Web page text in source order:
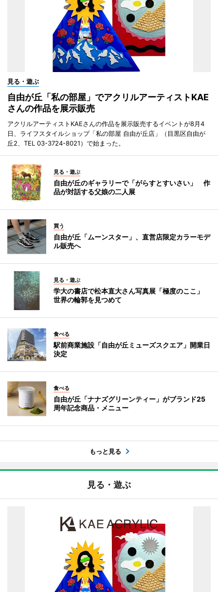
見る・遊ぶ
自由が丘「私の部屋」でアクリルアーティストKAE
さんの作品を展示販売
アクリルアーティストKAEさんの作品を展示販売するイベントが8月4
日、ライフスタイルショップ「私の部屋 自由が丘店」（目黒区自由が
丘2、TEL 03-3724-8021）で始まった。
見る・遊ぶ
自由が丘のギャラリーで「がらすとすいさい」 作
品が対話する父娘の二人展
買う
自由が丘「ムーンスター」、直営店限定カラーモデ
ル販売へ
見る・遊ぶ
学大の書店で松本直大さん写真展「極度のここ」
世界の輪郭を見つめて
食べる
駅前商業施設「自由が丘ミューズスクエア」開業日
決定
食べる
自由が丘「ナナズグリーンティー」がブランド25
周年記念商品・メニュー
もっと見る
見る・遊ぶ